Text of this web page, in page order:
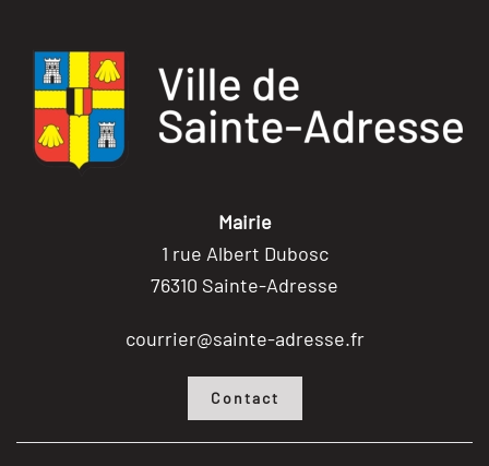
Mairie
1 rue Albert Dubosc
76310 Sainte-Adresse
courrier@sainte-adresse.fr
Contact